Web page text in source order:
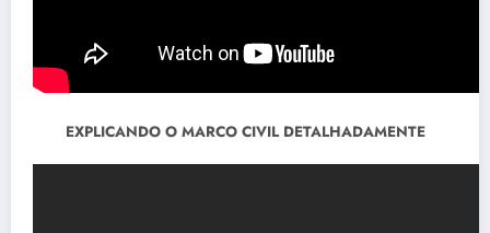
EXPLICANDO O MARCO CIVIL DETALHADAMENTE